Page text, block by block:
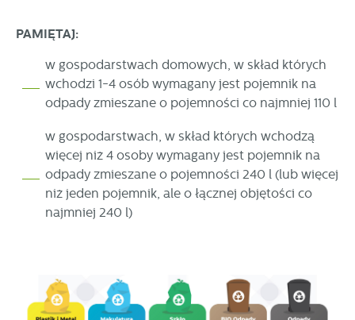
PAMIĘTAJ:
w gospodarstwach domowych, w skład których
wchodzi 1-4 osób wymagany jest pojemnik na
odpady zmieszane o pojemności co najmniej 110 l
w gospodarstwach, w skład których wchodzą
więcej niż 4 osoby wymagany jest pojemnik na
odpady zmieszane o pojemności 240 l (lub więcej
niż jeden pojemnik, ale o łącznej objętości co
najmniej 240 l)